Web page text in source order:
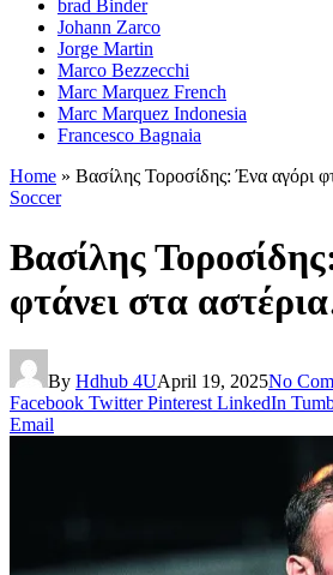
brad Binder
Johann Zarco
Jorge Martin
Marco Bezzecchi
Marc Marquez French
Marc Marquez Indonesia
Francesco Bagnaia
Home » Βασίλης Τοροσίδης: Ένα αγόρι
Soccer
Βασίλης
φτάνει στα
By Hdhub 4UApril 19, 2025No
Facebook Twitter Pinterest LinkedIn
Email